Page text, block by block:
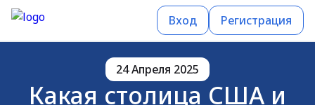
Вход Регистрация
24 Апреля 2025
Какая столица США и